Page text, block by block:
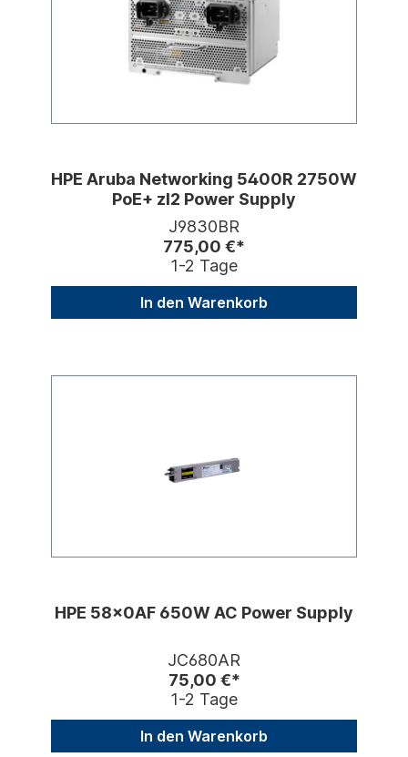
HPE Aruba Networking 5400R 2750W
PoE+ zl2 Power Supply
J9830BR
775,00 €*
1-2 Tage
In den Warenkorb
HPE 58x0AF 650W AC Power Supply
JC680AR
75,00 €*
1-2 Tage
In den Warenkorb